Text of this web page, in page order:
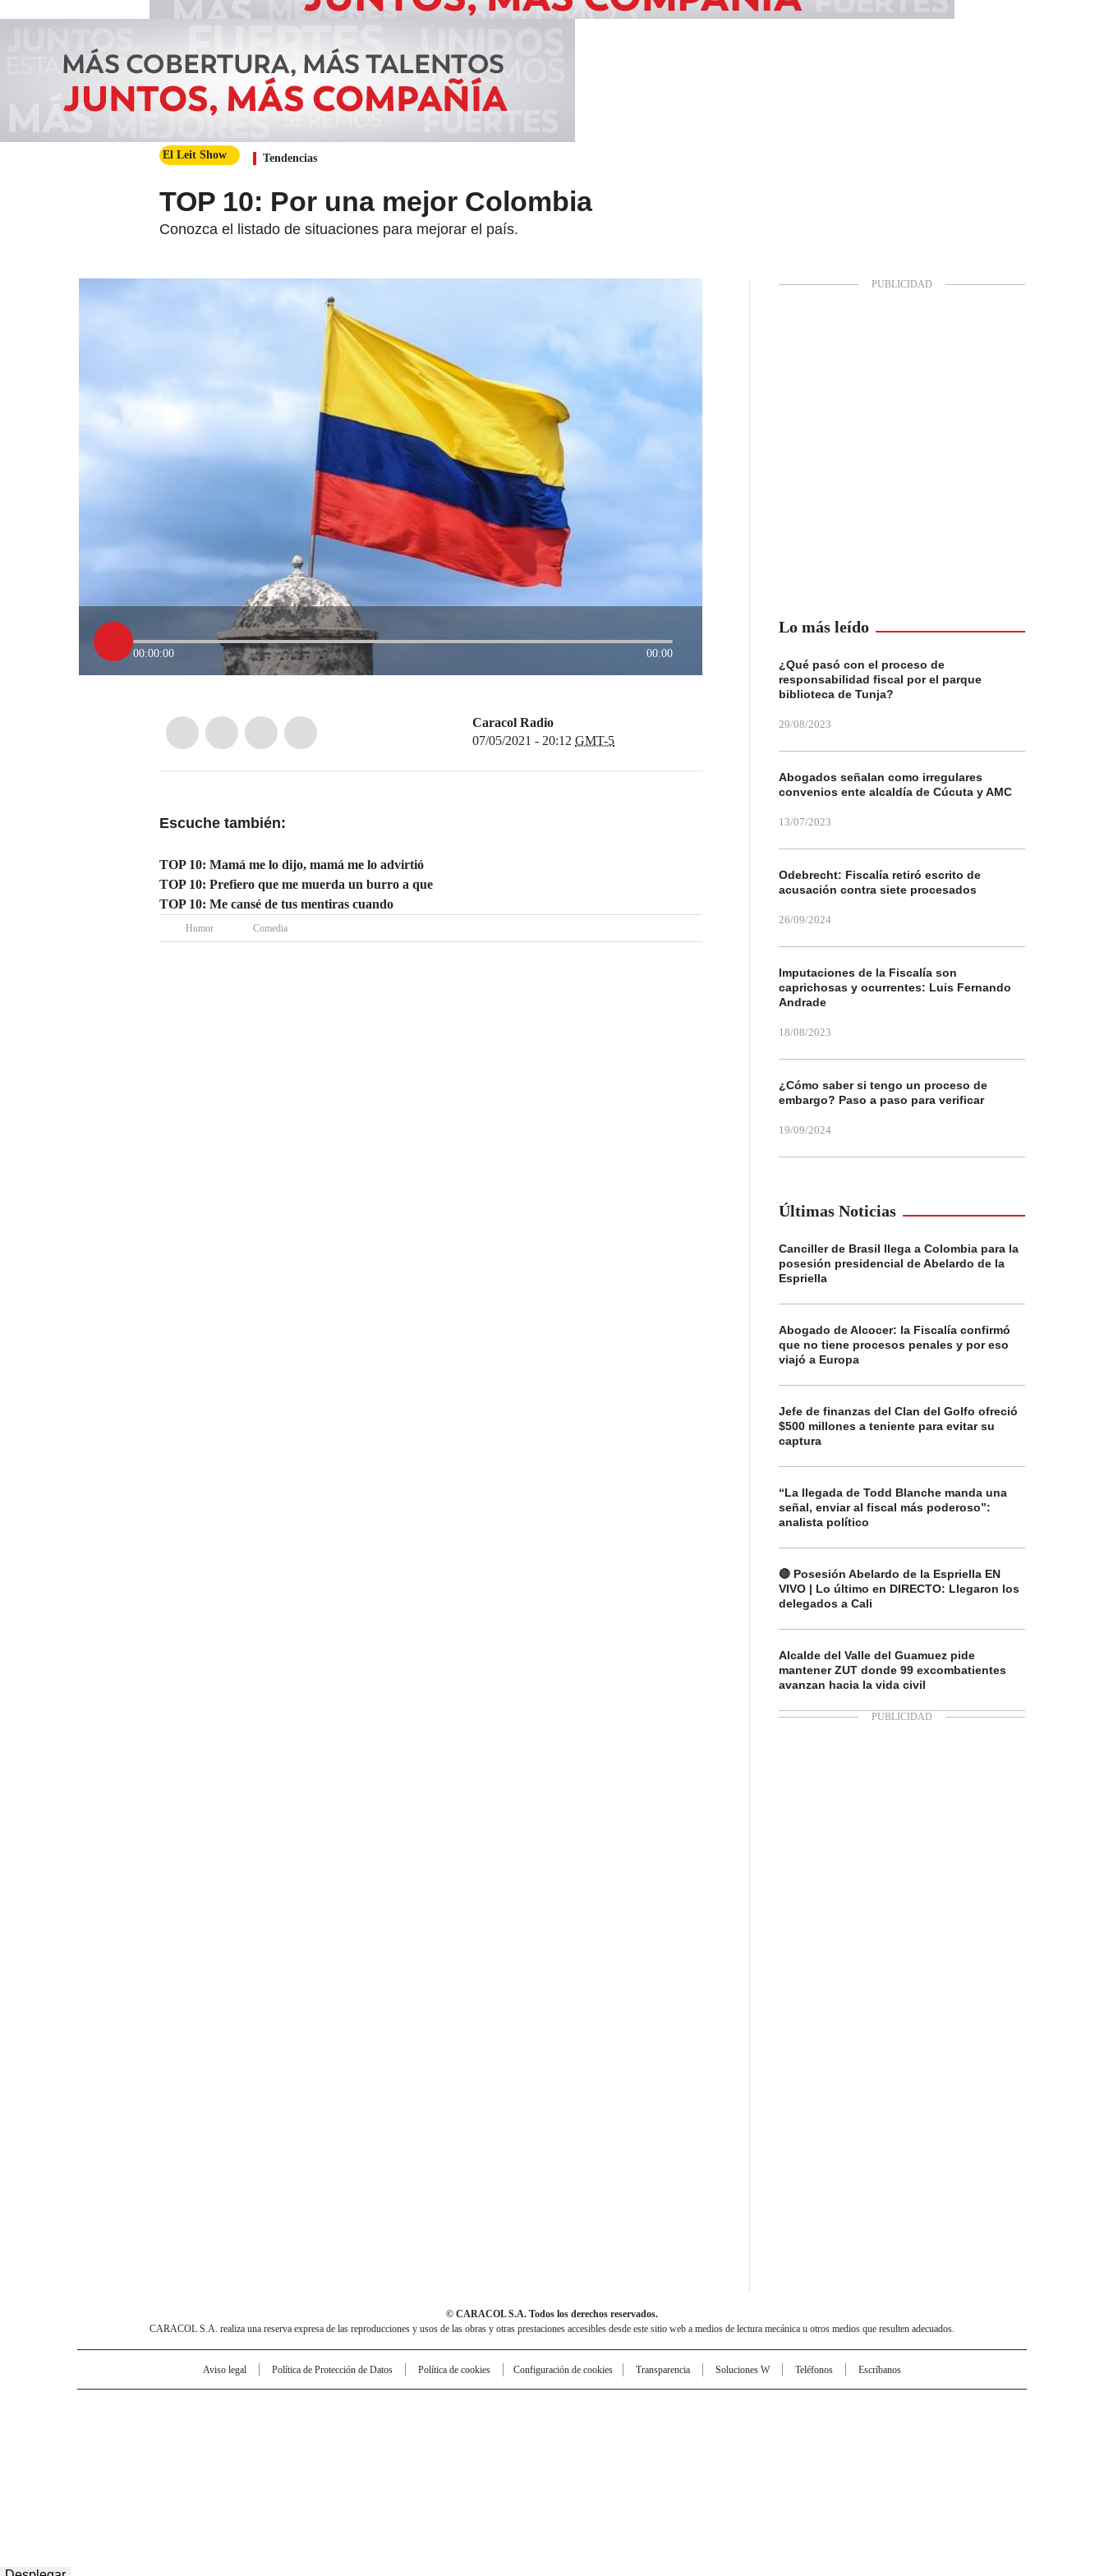
El Leit Show Tendencias
TOP 10: Por una mejor Colombia
Conozca el listado de situaciones para mejorar el país.
00:00:00 00:00
Caracol Radio
07/05/2021 - 20:12 GMT-5
Escuche también:
TOP 10: Mamá me lo dijo, mamá me lo advirtió
TOP 10: Prefiero que me muerda un burro a que
TOP 10: Me cansé de tus mentiras cuando
Humor Comedia
Lo más leído
¿Qué pasó con el proceso de
responsabilidad fiscal por el parque
biblioteca de Tunja?
29/08/2023
Abogados señalan como irregulares
convenios ente alcaldía de Cúcuta y AMC
13/07/2023
Odebrecht: Fiscalía retiró escrito de
acusación contra siete procesados
26/09/2024
Imputaciones de la Fiscalía son
caprichosas y ocurrentes: Luis Fernando
Andrade
18/08/2023
¿Cómo saber si tengo un proceso de
embargo? Paso a paso para verificar
19/09/2024
Últimas Noticias
Canciller de Brasil llega a Colombia para la
posesión presidencial de Abelardo de la
Espriella
Abogado de Alcocer: la Fiscalía confirmó
que no tiene procesos penales y por eso
viajó a Europa
Jefe de finanzas del Clan del Golfo ofreció
$500 millones a teniente para evitar su
captura
“La llegada de Todd Blanche manda una
señal, enviar al fiscal más poderoso”:
analista político
🔴 Posesión Abelardo de la Espriella EN
VIVO | Lo último en DIRECTO: Llegaron los
delegados a Cali
Alcalde del Valle del Guamuez pide
mantener ZUT donde 99 excombatientes
avanzan hacia la vida civil
© CARACOL S.A. Todos los derechos reservados.
CARACOL S.A. realiza una reserva expresa de las reproducciones y usos de las obras y otras prestaciones accesibles desde este sitio web a medios de lectura mecánica u otros medios que resulten adecuados.
Aviso legal Política de Protección de Datos Política de cookies Configuración de cookies Transparencia Soluciones W Teléfonos Escríbanos